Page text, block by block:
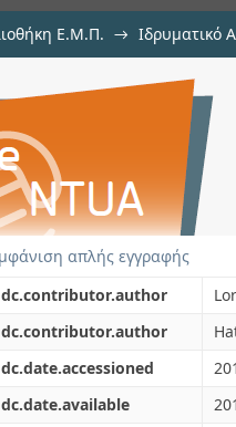
Ε.Μ.Π. → Ιδρυματικό
of grounding
απλής εγγραφής
dc.contributor.author
dc.contributor.author
dc.date.accessioned
dc.date.available